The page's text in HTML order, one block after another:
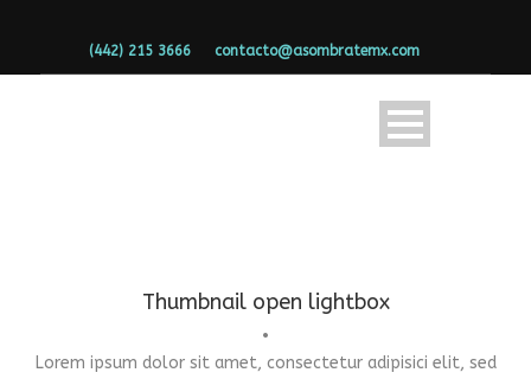
(442) 215 3666 contacto@asombratemx.com
Fashion, Photograph , Vacation
Thumbnail open lightbox
•
Lorem ipsum dolor sit amet, consectetur adipisici elit, sed